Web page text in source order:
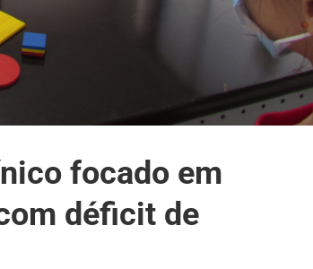
focado em
déficit de